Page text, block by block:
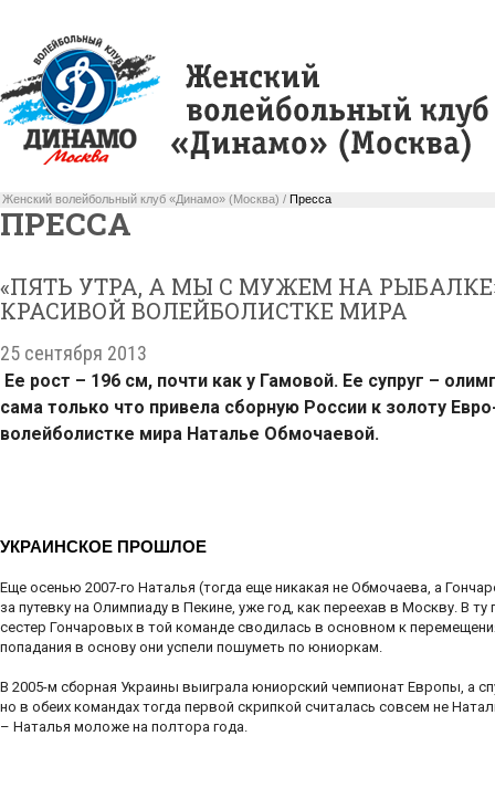
Женский волейбольный клуб «Динамо» (Москва) / Пресса
ПРЕССА
«ПЯТЬ УТРА, А МЫ С МУЖЕМ НА
КРАСИВОЙ ВОЛЕЙБОЛИСТКЕ МИРА
25 сентября 2013
Ее рост – 196 см, почти как у Гамовой. Ее супруг –
сама только что привела сборную России к золоту
волейболистке мира Наталье Обмочаевой.
УКРАИНСКОЕ ПРОШЛОЕ
Еще осенью 2007-го Наталья (тогда еще никакая не Обмочаева, а
за путевку на Олимпиаду в Пекине, уже год, как переехав в Москву. В
сестер Гончаровых в той команде сводилась в основном к
попадания в основу они успели пошуметь по юниоркам.
В 2005-м сборная Украины выиграла юниорский чемпионат Европы, а
но в обеих командах тогда первой скрипкой считалась совсем не
– Наталья моложе на полтора года.